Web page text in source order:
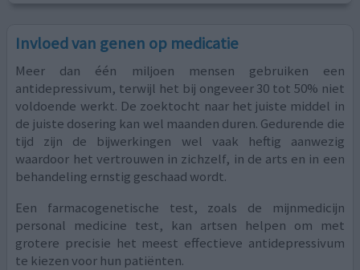
Invloed van genen op medicatie
Meer dan één miljoen mensen gebruiken een
antidepressivum, terwijl het bij ongeveer 30 tot 50% niet
voldoende werkt. De zoektocht naar het juiste middel in
de juiste dosering kan wel maanden duren. Gedurende die
tijd zijn de bijwerkingen wel vaak heftig aanwezig
waardoor het vertrouwen in zichzelf, in de arts en in een
behandeling ernstig geschaad wordt.
Een farmacogenetische test, zoals de mijnmedicijn
personal medicine test, kan artsen helpen om met
grotere precisie het meest effectieve antidepressivum
te kiezen voor hun patiënten.